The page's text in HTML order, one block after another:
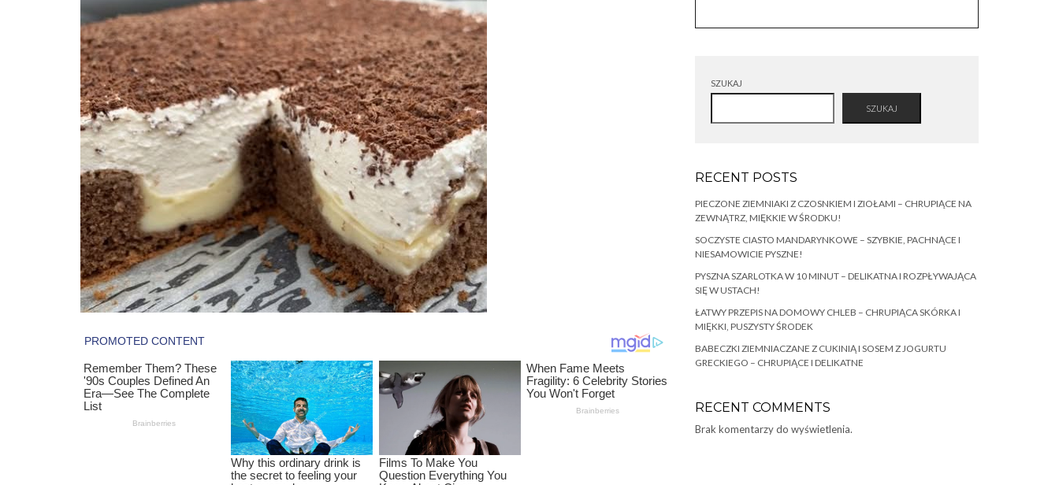
SZUKAJ
SZUKAJ
RECENT POSTS
PIECZONE ZIEMNIAKI Z CZOSNKIEM I ZIOŁAMI – CHRUPIĄCE NA
ZEWNĄTRZ, MIĘKKIE W ŚRODKU!
SOCZYSTE CIASTO MANDARYNKOWE – SZYBKIE, PACHNĄCE I
NIESAMOWICIE PYSZNE!
PYSZNA SZARLOTKA W 10 MINUT – DELIKATNA I ROZPŁYWAJĄCA
SIĘ W USTACH!
ŁATWY PRZEPIS NA DOMOWY CHLEB – CHRUPIĄCA SKÓRKA I
MIĘKKI, PUSZYSTY ŚRODEK
BABECZKI ZIEMNIACZANE Z CUKINIĄ I SOSEM Z JOGURTU
GRECKIEGO – CHRUPIĄCE I DELIKATNE
RECENT COMMENTS
Brak komentarzy do wyświetlenia.